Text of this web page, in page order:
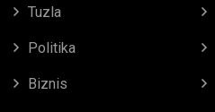
Tuzla
Politika
Biznis